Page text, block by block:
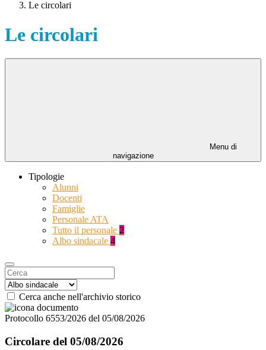
Le circolari
Le circolari
Menu di
navigazione
Tipologie
Alunni
Docenti
Famiglie
Personale ATA
Tutto il personale 2
Albo sindacale 4
Cerca anche nell'archivio storico
Protocollo 6553/2026 del 05/08/2026
Circolare del 05/08/2026